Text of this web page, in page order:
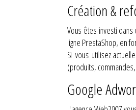
Création &
Vous êtes investi
ligne PrestaShop, en
Si vous utilisez
(produits,
Google